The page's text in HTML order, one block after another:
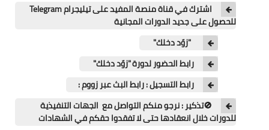
اللغة الانجليزية
إعلاميات
التعليم
الصحة
اشترك في قناة منصة المفيد على تيليجرام Telegram
للحصول على جديد الدورات المجانية
"زوّد دخلك"
رابط الحضور لدورة "زوّد دخلك"
رابط التسجيل : رابط البث عبر زووم :
🚫تذكير : نرجو منكم التواصل مع الجهات التنفيذية
للدورات خلال انعقادها حتى لا تفقدوا حقكم في الشهادات